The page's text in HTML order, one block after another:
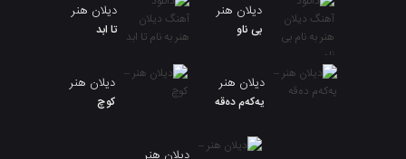
دیلان هنر
بی ناو
دیلان هنر
تا ابد
دیلان هنر
یەکەم دەقە
دیلان هنر
کوچ